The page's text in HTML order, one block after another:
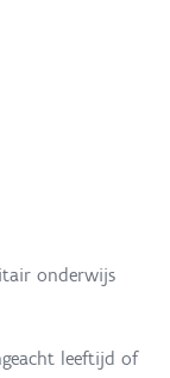
onderwijs
leeftijd of